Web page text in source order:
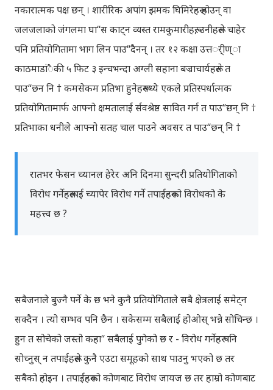
नकारात्मक पक्ष छन् । शारीरिक अपांग झमक घिमिरेहरू होउन् वा
जलजलाको जंगलमा घा“स काट्न व्यस्त रामकुमारीहरू, उनीहरूले चाहेर
पनि प्रतियोगितामा भाग लिन पाउ“दैनन् । तर १२ कक्षा उत्तर्ीण्ा
काठमाडांैकी ५ फिट ३ इन्चभन्दा अग्ली सहाना बज्राचार्यहरूले त
पाउ“छन नि † कमसेकम प्रतिभा हुनेहरूमध्ये एकले प्रतिस्पर्धात्मक
प्रतियोगितामार्फ आफ्नो क्षमतालाई र्सवश्रेष्ठ सावित गर्न त पाउ“छन् नि †
प्रतिभाका धनीले आफ्नो सतह चाल पाउने अवसर त पाउ“छन् नि †
रातभर फेसन च्यानल हेरेर अनि दिनमा सुन्दरी प्रतियोगिताको
विरोध गर्नेहरूलाई च्यापेर विरोध गर्ने तपाईहरूको विरोधको के
महत्त्व छ ?
सबैजनाले बुज्नै पर्ने के छ भने कुनै प्रतियोगिताले सबै क्षेत्रलाई समेट्न
सक्दैन । त्यो सम्भव पनि छैन । सकेसम्म सबैलाई होओस् भन्ने सोचिन्छ ।
हुन त सोचेको जस्तो कहा“ सबैलाई पुगेको छ र - विरोध गर्नेहरू पनि
सोच्नुस् न तपाईहरूले कुनै एउटा समूहको साथ पाउनु भएको छ तर
सबैको होइन । तपाईंहरूको कोणबाट विरोध जायज छ तर हाम्रो कोणबाट